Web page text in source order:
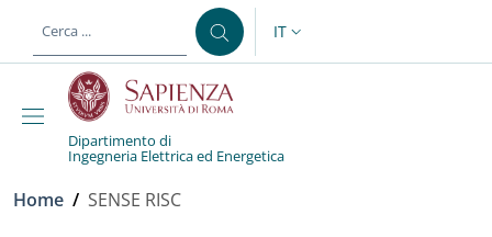
al contenuto principale
SELETTORE LINGUA:
IT
Dipartimento di
Ingegneria Elettrica ed Energetica
Briciole di pane
Home / SENSE RISC